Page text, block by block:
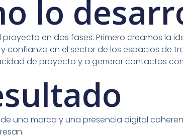
lo
proyecto en dos fases. Primero creamos
confianza en el sector de los espacios de
de proyecto y a generar contactos
de una marca y una presencia digital